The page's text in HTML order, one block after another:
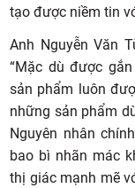
tạo được niềm tin
Anh Nguyễn Văn
“Mặc dù được
sản phẩm luôn
những sản phẩm
Nguyên nhân
bao bì nhãn mác
thị giác mạnh mẽ